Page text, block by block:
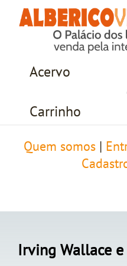
Acervo
Carrinho
Quem somos
Irving Wallace